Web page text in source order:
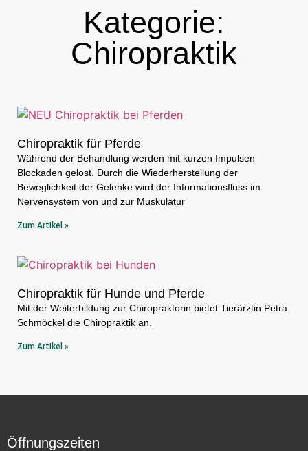
Kategorie:
Chiropraktik
Chiropraktik für Pferde
Während der Behandlung werden mit kurzen Impulsen
Blockaden gelöst. Durch die Wiederherstellung der
Beweglichkeit der Gelenke wird der Informationsfluss im
Nervensystem von und zur Muskulatur
Zum Artikel »
Chiropraktik für Hunde und Pferde
Mit der Weiterbildung zur Chiropraktorin bietet Tierärztin Petra
Schmöckel die Chiropraktik an.
Zum Artikel »
Öffnungszeiten